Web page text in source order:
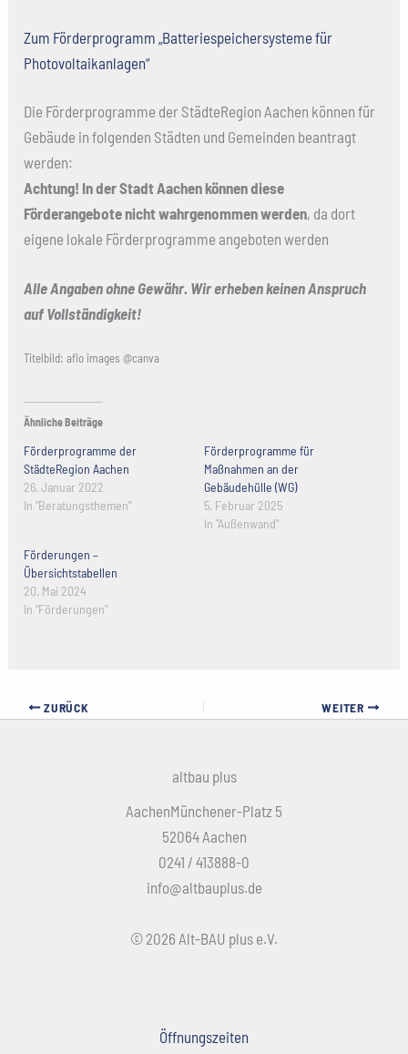
Zum Förderprogramm „Batteriespeichersysteme für
Photovoltaikanlagen“
Die Förderprogramme der StädteRegion Aachen können für
Gebäude in folgenden Städten und Gemeinden beantragt
werden:
Achtung! In der Stadt Aachen können diese
Förderangebote nicht wahrgenommen werden, da dort
eigene lokale Förderprogramme angeboten werden
Alle Angaben ohne Gewähr. Wir erheben keinen Anspruch
auf Vollständigkeit!
Titelbild: aflo images @canva
Ähnliche Beiträge
Förderprogramme der
StädteRegion Aachen
26. Januar 2022
In "Beratungsthemen"
Förderprogramme für
Maßnahmen an der
Gebäudehülle (WG)
5. Februar 2025
In "Außenwand"
Förderungen –
Übersichtstabellen
20. Mai 2024
In "Förderungen"
ZURÜCK WEITER
altbau plus
AachenMünchener-Platz 5
52064 Aachen
0241 / 413888-0
info@altbauplus.de
© 2026 Alt-BAU plus e.V.
Öffnungszeiten